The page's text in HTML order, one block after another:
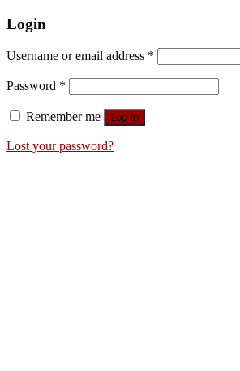
Login
Username or email address *
Password *
Remember me Log in
Lost your password?